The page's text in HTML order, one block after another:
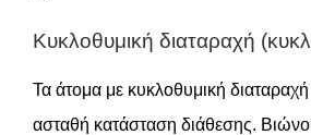
Κυκλοθυμική διαταραχή
Τα άτομα με κυκλοθυμική
ασταθή κατάσταση διάθεσης.